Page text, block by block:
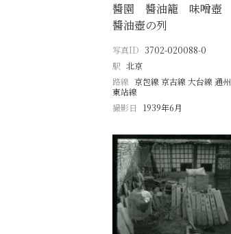
醬園 醬油籠 味噌壺
醬油壺の列
写真ID 3702-020088-0
駅 北京
路線 京包線 京古線 大台線 通州
東站線
撮影日
1939年6月